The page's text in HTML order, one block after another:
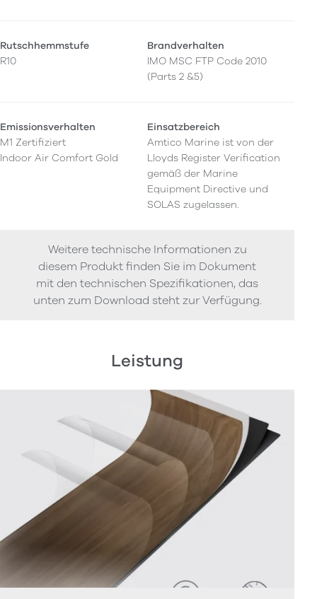
Rutschhemmstufe
R10
Brandverhalten
IMO MSC FTP Code 2010
(Parts 2 &5)
Emissionsverhalten
M1 Zertifiziert
Indoor Air Comfort Gold
Einsatzbereich
Amtico Marine ist von der
Lloyds Register Verification
gemäß der Marine
Equipment Directive und
SOLAS zugelassen.
Weitere technische Informationen zu
diesem Produkt finden Sie im Dokument
mit den technischen Spezifikationen, das
unten zum Download steht zur Verfügung.
Leistung